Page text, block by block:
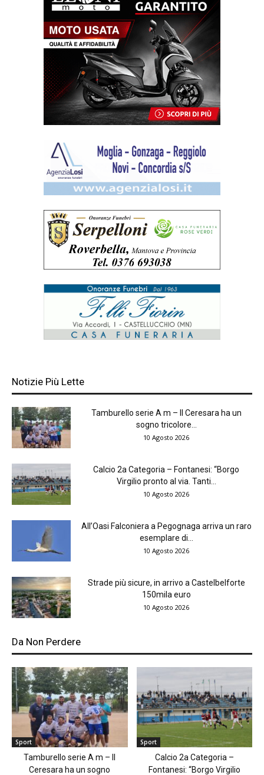
Notizie Più Lette
Tamburello serie A m – Il Ceresara ha un
sogno tricolore...
10 Agosto 2026
Calcio 2a Categoria – Fontanesi: “Borgo
Virgilio pronto al via. Tanti...
10 Agosto 2026
All’Oasi Falconiera a Pegognaga arriva un raro
esemplare di...
10 Agosto 2026
Strade più sicure, in arrivo a Castelbelforte
150mila euro
10 Agosto 2026
Da Non Perdere
Sport
Tamburello serie A m – Il
Ceresara ha un sogno
Sport
Calcio 2a Categoria –
Fontanesi: “Borgo Virgilio